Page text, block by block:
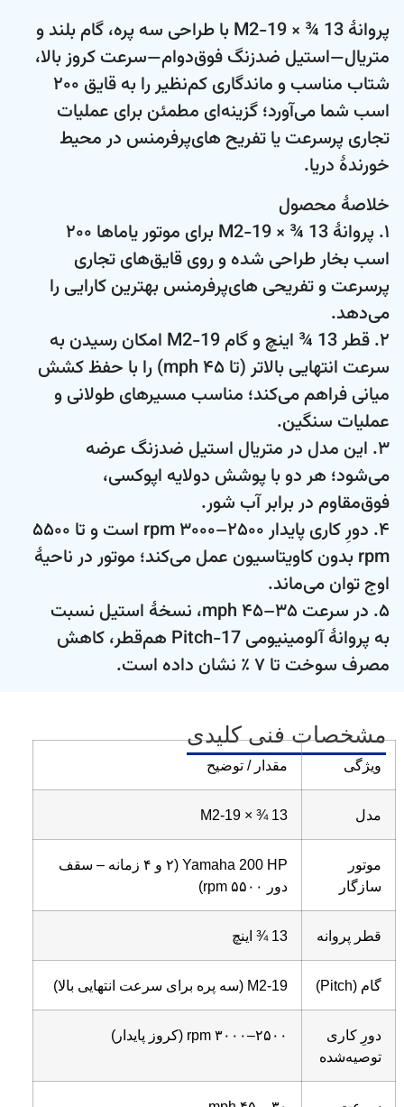
پروانۀ 13 ¾ × 19-M2 با طراحی سه پره، گام بلند و
متریال—استیل ضدزنگ فوق‌دوام—سرعت کروز بالا،
شتاب مناسب و ماندگاری کم‌نظیر را به قایق ۲۰۰
اسب شما می‌آورد؛ گزینه‌ای مطمئن برای عملیات
تجاری پرسرعت یا تفریح های‌پرفرمنس در محیط
خورندهٔ دریا.
خلاصۀ محصول
۱. پروانۀ 13 ¾ × 19-M2 برای موتور یاماها ۲۰۰
اسب بخار طراحی شده و روی قایق‌های تجاری
پرسرعت و تفریحی های‌پرفرمنس بهترین کارایی را
می‌دهد.
۲. قطر 13 ¾ اینچ و گام 19-M2 امکان رسیدن به
سرعت انتهایی بالاتر (تا ۴۵ mph) را با حفظ کشش
میانی فراهم می‌کند؛ مناسب مسیرهای طولانی و
عملیات سنگین.
۳. این مدل در متریال استیل ضدزنگ عرضه
می‌شود؛ هر دو با پوشش دولایه اپوکسی،
فوق‌مقاوم در برابر آب شور.
۴. دورِ کاری پایدار ۲۵۰۰–۳۰۰۰ rpm است و تا ۵۵۰۰
rpm بدون کاویتاسیون عمل می‌کند؛ موتور در ناحیهٔ
اوج توان می‌ماند.
۵. در سرعت ۳۵–۴۵ mph، نسخهٔ استیل نسبت
به پروانۀ آلومینیومی 17-Pitch هم‌قطر، کاهش
مصرف سوخت تا ۷ ٪ نشان داده است.
مشخصات فنی کلیدی
ویژگی مقدار / توضیح
مدل 13 ¾ × 19-M2
موتور
سازگار
Yamaha 200 HP (۲ و ۴ زمانه – سقف
دور ۵۵۰۰ rpm)
قطر پروانه 13 ¾ اینچ
گام (Pitch) 19-M2 (سه پره برای سرعت انتهایی بالا)
دورِ کاری
توصیه‌شده
۲۵۰۰–۳۰۰۰ rpm (کروز پایدار)